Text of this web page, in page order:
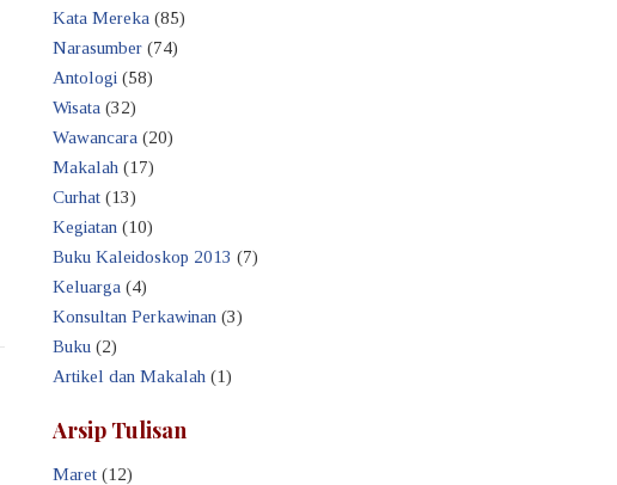
Kata Mereka (85)
Narasumber (74)
Antologi (58)
Wisata (32)
Wawancara (20)
Makalah (17)
Curhat (13)
Kegiatan (10)
Buku Kaleidoskop 2013 (7)
Keluarga (4)
Konsultan Perkawinan (3)
Buku (2)
Artikel dan Makalah (1)
Arsip Tulisan
Maret (12)